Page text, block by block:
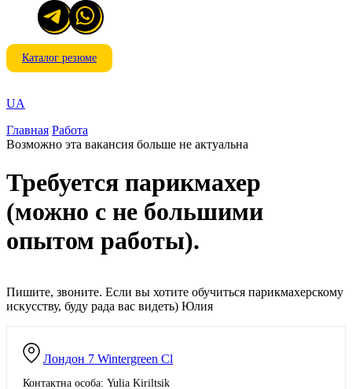
Каталог резюме
UA
Главная Работа
Возможно эта вакансия больше не актуальна
Требуется парикмахер
(можно с не большими
опытом работы).
Лондон 7 Wintergreen Cl
Контактна особа: Yulia Kiriltsik
Пишите, звоните. Если вы хотите обучиться парикмахерскому
искусству, буду рада вас видеть) Юлия